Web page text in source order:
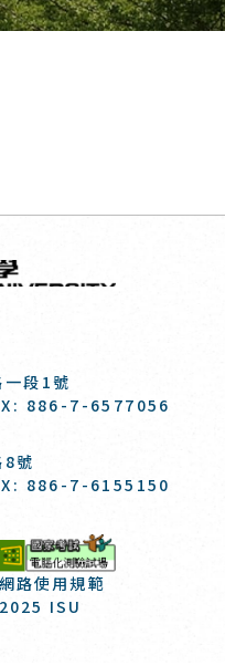
端
段1號
886-7-6577056
號
886-7-6155150
網路使用規範
ISU
國家考試-電